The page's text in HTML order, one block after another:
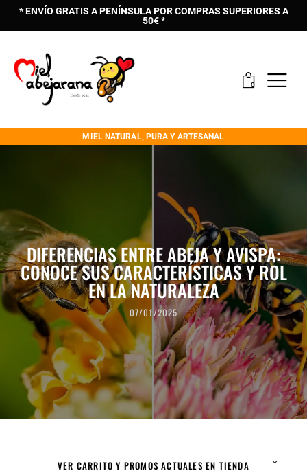
* ENVÍO GRATIS A PENÍNSULA POR COMPRAS SUPERIORES A
50€ *
0
| MIEL NATURAL, PURA Y ARTESANAL |
DIFERENCIAS ENTRE ABEJA Y AVISPA:
CONOCE SUS CARACTERÍSTICAS Y ROL
EN LA NATURALEZA
07/01/2025
VER CARRITO Y PROMOS ACTUALES EN TIENDA